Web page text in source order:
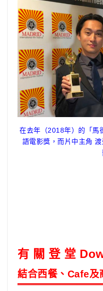
在去年（2018年）的「馬
語電影獎，而片中主角
有 關 登 堂
結合西餐、Cafe及